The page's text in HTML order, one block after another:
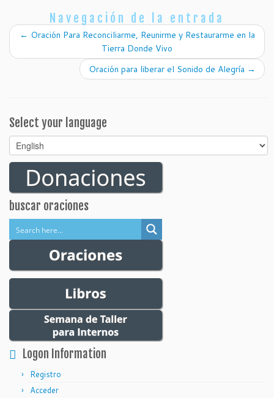
Navegación de la entrada
← Oración Para Reconciliarme, Reunirme y Restaurarme en la
Tierra Donde Vivo
Oración para liberar el Sonido de Alegría →
Select your language
Select
your
language
buscar oraciones
Logon Information
Registro
Acceder